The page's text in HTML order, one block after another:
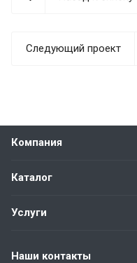
Следующий проект
Компания
Каталог
Услуги
Наши контакты